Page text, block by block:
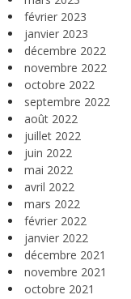
février 2023
janvier 2023
décembre 2022
novembre 2022
octobre 2022
septembre 2022
août 2022
juillet 2022
juin 2022
mai 2022
avril 2022
mars 2022
février 2022
janvier 2022
décembre 2021
novembre 2021
octobre 2021